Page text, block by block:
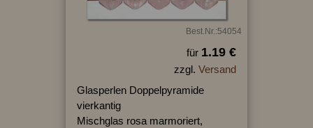
Best.Nr.:54054
für 1.19 €
zzgl. Versand
Glasperlen Doppelpyramide
vierkantig
Mischglas rosa marmoriert,